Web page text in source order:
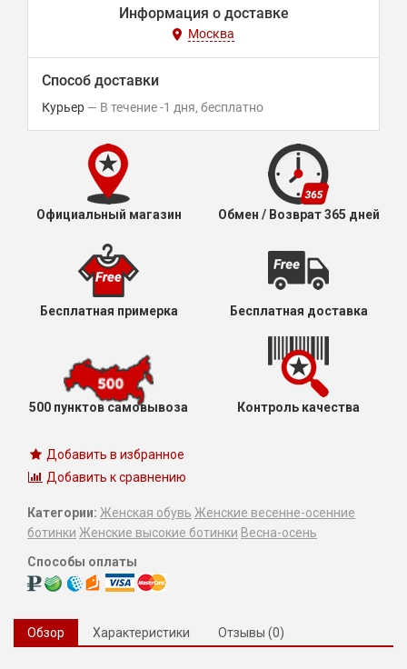
Информация о доставке
Москва
Способ доставки
Курьер В течение-1 дня Бесплатно
Официальный магазин Обмен / Возврат 365 дней
Бесплатная примерка Бесплатная доставка
500 пунктов самовывоза Контроль качества
Добавить в избранное
Добавить к сравнению
Категории: Женская обувь Женские весенне-осенние
ботинки Женские высокие ботинки Весна-осень
Способы оплаты
Обзор Характеристики Отзывы (0)